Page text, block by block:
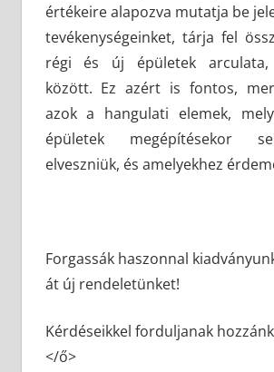
értékeire alapozva mutatja be
tevékenységeinket, tárja fel
régi és új épületek arculata,
között. Ez azért is fontos,
azok a hangulati elemek,
épületek megépítésekor
elveszniük, és amelyekhez
Forgassák haszonnal
át új rendeletünket!
Kérdéseikkel forduljanak
</ő>